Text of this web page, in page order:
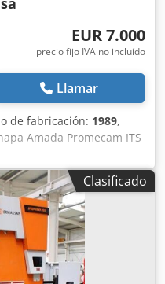
EUR 7.000
precio fijo IVA no incluído
Llamar
de fabricación: 1989,
Amada Promecam ITS
fabricada en
Amada
o necesita más
un mensaje o
Clasificado